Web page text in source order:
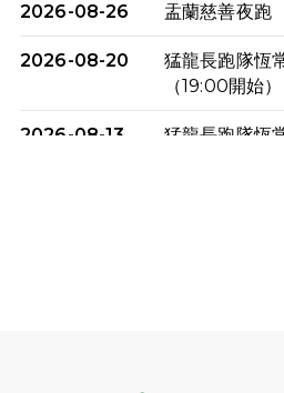
2026-08-26 盂蘭慈善夜跑
2026-08-20
猛龍長跑隊恆
（19:00開始）
2026-08-13
猛龍長跑隊恆